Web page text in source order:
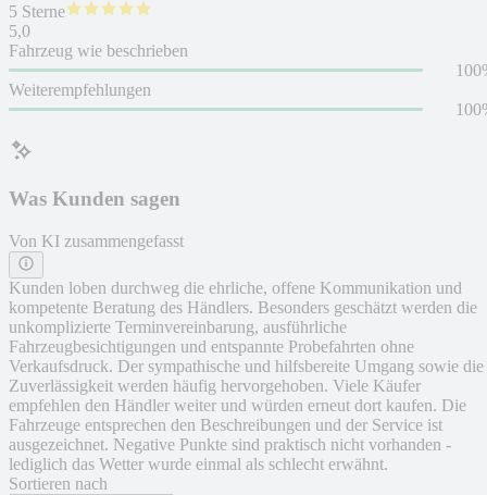
Was Kunden sagen
Von KI zusammengefasst
Kunden loben durchweg die ehrliche, offene Kommunikation und
kompetente Beratung des Händlers. Besonders geschätzt werden die
unkomplizierte Terminvereinbarung, ausführliche
Fahrzeugbesichtigungen und entspannte Probefahrten ohne
Verkaufsdruck. Der sympathische und hilfsbereite Umgang sowie die
Zuverlässigkeit werden häufig hervorgehoben. Viele Käufer
empfehlen den Händler weiter und würden erneut dort kaufen. Die
Fahrzeuge entsprechen den Beschreibungen und der Service ist
ausgezeichnet. Negative Punkte sind praktisch nicht vorhanden -
lediglich das Wetter wurde einmal als schlecht erwähnt.
Sortieren nach
5 Sterne
5,0
Fahrzeug wie beschrieben
Weiterempfehlungen